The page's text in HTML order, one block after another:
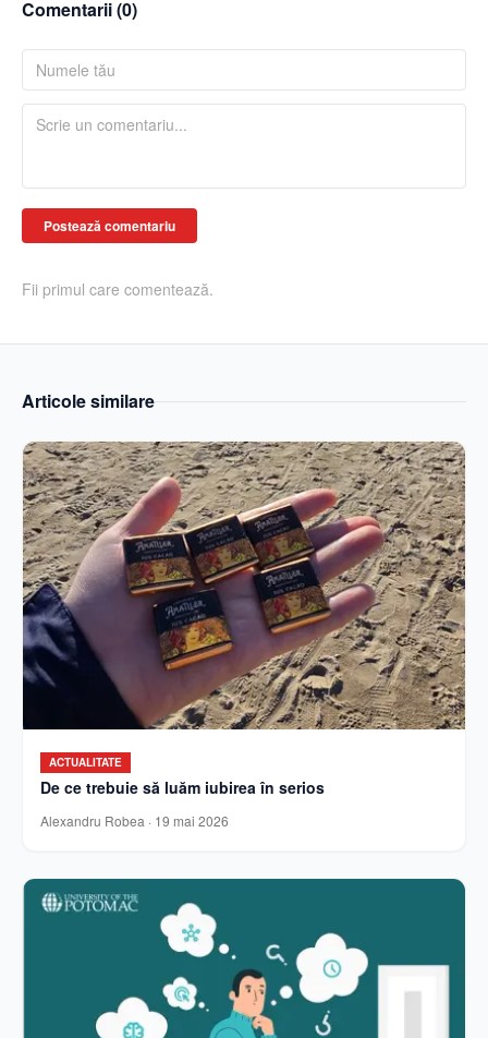
Comentarii (0)
Postează comentariu
Fii primul care comentează.
Articole similare
ACTUALITATE
De ce trebuie să luăm iubirea în serios
Alexandru Robea · 19 mai 2026